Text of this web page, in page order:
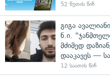
52 წუთის წინ
გიგა
ნ.ი.
მძიმედ
დააკავეს —
12 საათის წინ